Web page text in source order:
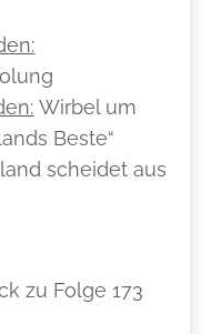
Wirbel um
Beste“
scheidet aus
zu Folge 173